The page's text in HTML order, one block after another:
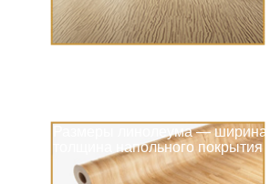
Размеры линолеума — ширина и
толщина напольного покрытия